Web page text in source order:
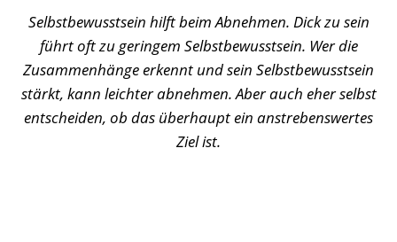
Selbstbewusstsein hilft beim Abnehmen. Dick zu sein
führt oft zu geringem Selbstbewusstsein. Wer die
Zusammenhänge erkennt und sein Selbstbewusstsein
stärkt, kann leichter abnehmen. Aber auch eher selbst
entscheiden, ob das überhaupt ein anstrebenswertes
Ziel ist.